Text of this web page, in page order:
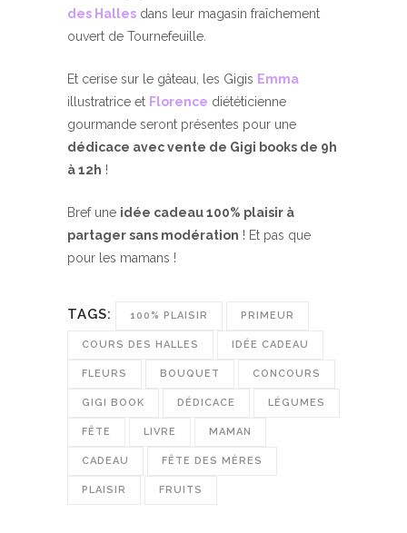
des Halles dans leur magasin fraîchement
ouvert de Tournefeuille.
Et cerise sur le gâteau, les Gigis Emma
illustratrice et Florence diététicienne
gourmande seront présentes pour une
dédicace avec vente de Gigi books de 9h
à 12h !
Bref une idée cadeau 100% plaisir à
partager sans modération ! Et pas que
pour les mamans !
TAGS: 100% PLAISIR PRIMEUR
COURS DES HALLES IDÉE CADEAU
FLEURS BOUQUET CONCOURS
GIGI BOOK DÉDICACE LÉGUMES
FÊTE LIVRE MAMAN
CADEAU FÊTE DES MÈRES
PLAISIR FRUITS